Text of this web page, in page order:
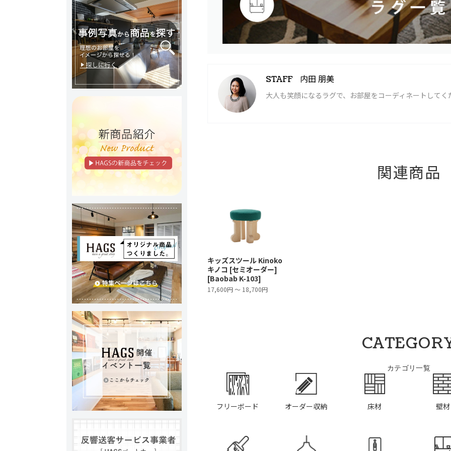
STAFF 内田 朋美
大人も笑顔になるラグで、お部屋をコーディネートしてく
関連商品
キッズスツール Kinoko
キノコ [セミオーダー]
[Baobab K-103]
17,600円 ～ 18,700円
カテゴリ一覧
フリーボード オーダー収納 床材 壁材